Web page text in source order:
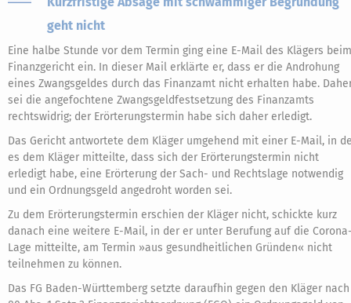
geht nicht
Eine halbe Stunde vor dem Termin ging eine E-Mail des Klägers beim
Finanzgericht ein. In dieser Mail erklärte er, dass er die Androhung
eines Zwangsgeldes durch das Finanzamt nicht erhalten habe.
sei die angefochtene Zwangsgeldfestsetzung des Finanzamts
rechtswidrig; der Erörterungstermin habe sich daher erledigt.
Das Gericht antwortete dem Kläger umgehend mit einer E-Mail, in
es dem Kläger mitteilte, dass sich der Erörterungstermin nicht
erledigt habe, eine Erörterung der Sach- und Rechtslage notwendig
und ein Ordnungsgeld angedroht worden sei.
Zu dem Erörterungstermin erschien der Kläger nicht, schickte kurz
danach eine weitere E-Mail, in der er unter Berufung auf die
Lage mitteilte, am Termin »aus gesundheitlichen Gründen« nicht
teilnehmen zu können.
Das FG Baden-Württemberg setzte daraufhin gegen den Kläger nach